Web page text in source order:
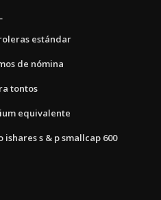
estándar
de nómina
tontos
equivalente
s & p smallcap 600